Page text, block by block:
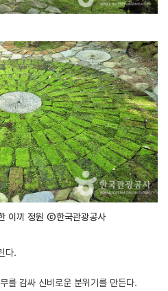
이끼 정원 ⓒ한국관광공사
다.
를 감싸 신비로운 분위기를 만든다.